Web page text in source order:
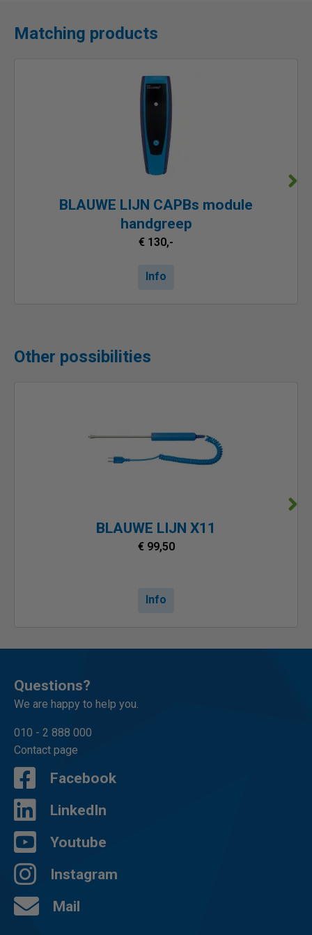
Matching products
BLAUWE LIJN CAPBs module
handgreep
€ 130,-
Info
Other possibilities
BLAUWE LIJN X11
€ 99,50
Info
Questions?
We are happy to help you.
010 - 2 888 000
Contact page
Facebook
LinkedIn
Youtube
Instagram
Mail